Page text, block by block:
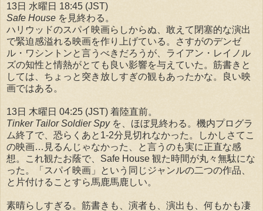
13日 水曜日 18:45 (JST)
Safe House を見終わる。
ハリウッドのスパイ映画らしからぬ、敢えて閉塞的な演出
で緊迫感溢れる映画を作り上げている。さすがのデンゼ
ル・ワシントンと言うべきだろうが、ライアン・レイノル
ズの知性と情熱がとても良い影響を与えていた。筋書きと
しては、ちょっと突き放しすぎの観もあったかな。良い映
画ではある。
13日 木曜日 04:25 (JST) 着陸直前。
Tinker Tailor Soldier Spyを、ほぼ見終わる。機内プログラ
ム終了で、恐らくあと1-2分見切れなかった。しかしさてこ
の映画…見るんじゃなかった、と言うのも実に正直な感
想。これ観たお蔭で、Safe House 観た時間が丸々無駄にな
った。「スパイ映画」という同じジャンルの二つの作品、
と片付けることすら馬鹿馬鹿しい。
素晴らしすぎる。筋書きも、演者も、演出も、何もかも凄